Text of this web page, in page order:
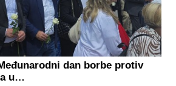
dan borbe protiv
u…